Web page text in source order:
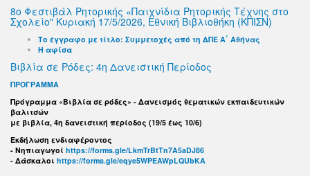
8ο Φεστιβάλ Ρητορικής «Παιχνίδια Ρητορικής Τέχνης στο
Σχολείο" Κυριακή 17/5/2026, Εθνική Βιβλιοθήκη (ΚΠΙΣΝ)
Το έγγραφο με τίτλο: Συμμετοχές από τη ΔΠΕ Α΄ Αθήνας
Η αφίσα
Βιβλία σε Ρόδες: 4η Δανειστική Περίοδος
ΠΡΟΓΡΑΜΜΑ
Πρόγραμμα «Βιβλία σε ρόδες» - Δανεισμός θεματικών εκπαιδευτικών
βαλιτσών
με βιβλία, 4η δανειστική περίοδος (19/5 έως 10/6)
Εκδήλωση ενδιαφέροντος
- Νηπιαγωγοί https://forms.gle/LkmTrBtTn7A5aDJ86
- Δάσκαλοι https://forms.gle/eqye5WPEAWpLQUbKA